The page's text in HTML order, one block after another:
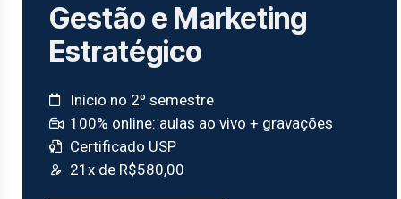
Gestão e Marketing
Estratégico
Início no 2º semestre
100% online: aulas ao vivo + gravações
Certificado USP
21x de R$580,00